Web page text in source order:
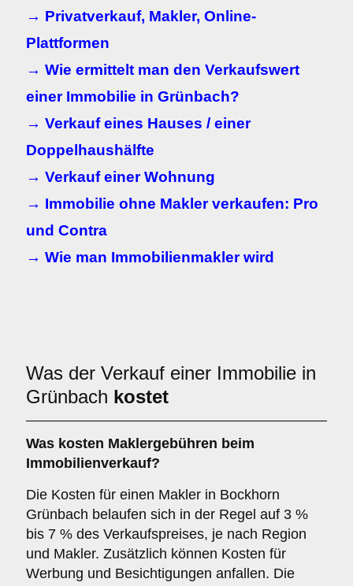
→ Privatverkauf, Makler, Online-
Plattformen
→ Wie ermittelt man den Verkaufswert
einer Immobilie in Grünbach?
→ Verkauf eines Hauses / einer
Doppelhaushälfte
→ Verkauf einer Wohnung
→ Immobilie ohne Makler verkaufen: Pro
und Contra
→ Wie man Immobilienmakler wird
Was der Verkauf einer Immobilie in
Grünbach kostet
Was kosten Maklergebühren beim
Immobilienverkauf?
Die Kosten für einen Makler in Bockhorn
Grünbach belaufen sich in der Regel auf 3 %
bis 7 % des Verkaufspreises, je nach Region
und Makler. Zusätzlich können Kosten für
Werbung und Besichtigungen anfallen. Die